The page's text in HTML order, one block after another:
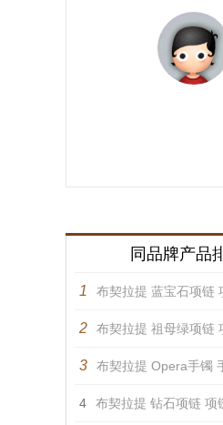
同品牌产品
1 布契拉提 蓝宝石项链
2 布契拉提 祖母绿项链
3 布契拉提 Opera手镯
4 布契拉提 钻石项链 项